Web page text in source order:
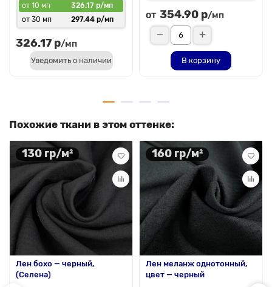
от 10 мп
326.17 р/мп
от 30 мп
297.44 р/мп
326.17 р/мп
Уведомить о наличии
от 354.90 р/мп
В корзину
Похожие ткани в этом оттенке:
130 гр/м²
Лен бохо — черный,
(Селена)
160 гр/м²
Лен меланж однотонный,
цвет — черный